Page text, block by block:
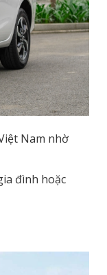
Nam nhờ
đình hoặc